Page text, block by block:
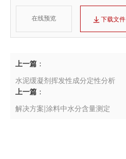
在线预览 下载文件
上一篇 ：
水泥缓凝剂挥发性成分定性分析
上一篇 ：
解决方案|涂料中水分含量测定